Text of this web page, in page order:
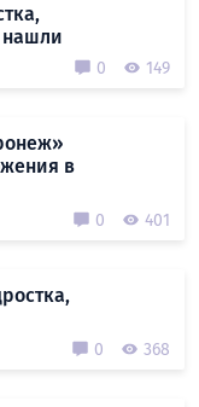
0 149
в
0 401
0 368